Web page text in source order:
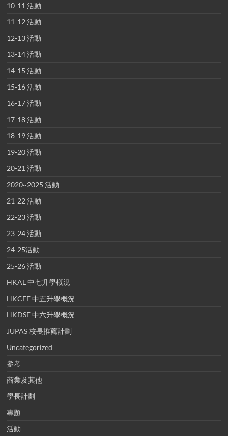
10-11 活動
11-12 活動
12-13 活動
13-14 活動
14-15 活動
15-16 活動
16-17 活動
17-18 活動
18-19 活動
19-20 活動
20-21 活動
2020~2025 活動
21-22 活動
22-23 活動
23-24 活動
24-25活動
25-26 活動
HKAL 中七升學概況
HKCEE 中五升學概況
HKDSE 中六升學概況
JUPAS 校長推薦計劃
Uncategorized
參考
商業及其他
學長計劃
專題
活動